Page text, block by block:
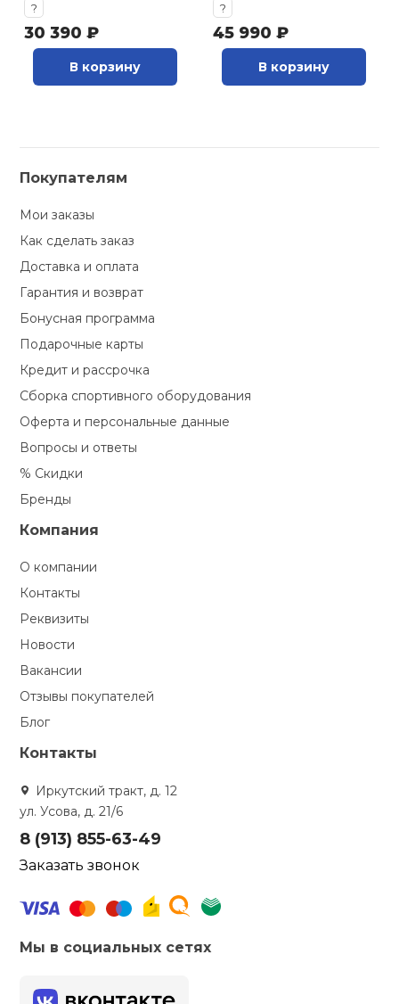
?
30 390 ₽
В корзину
?
45 990 ₽
В корзину
Покупателям
Мои заказы
Как сделать заказ
Доставка и оплата
Гарантия и возврат
Бонусная программа
Подарочные карты
Кредит и рассрочка
Сборка спортивного оборудования
Оферта и персональные данные
Вопросы и ответы
% Скидки
Бренды
Компания
О компании
Контакты
Реквизиты
Новости
Вакансии
Отзывы покупателей
Блог
Контакты
Иркутский тракт, д. 12
ул. Усова, д. 21/6
8 (913) 855-63-49
Заказать звонок
Мы в социальных сетях